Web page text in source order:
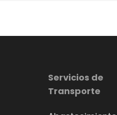
Servicios de
Transporte